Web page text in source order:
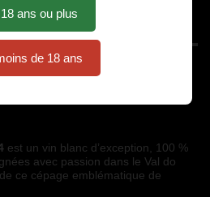
18 ans ou plus
de 18 ans
bouteilles
est un vin blanc d’exception, 100 %
avec passion dans le Val do
ce cépage emblématique de